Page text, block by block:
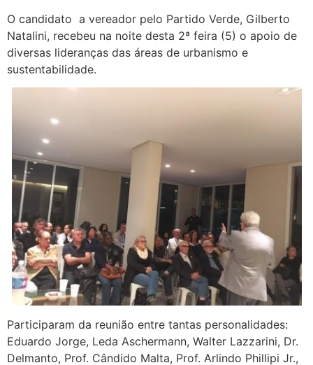
O candidato a vereador pelo Partido Verde, Gilberto
Natalini, recebeu na noite desta 2ª feira (5) o apoio de
diversas lideranças das áreas de urbanismo e
sustentabilidade.
Participaram da reunião entre tantas personalidades:
Eduardo Jorge, Leda Aschermann, Walter Lazzarini, Dr.
Delmanto, Prof. Cândido Malta, Prof. Arlindo Phillipi Jr.,